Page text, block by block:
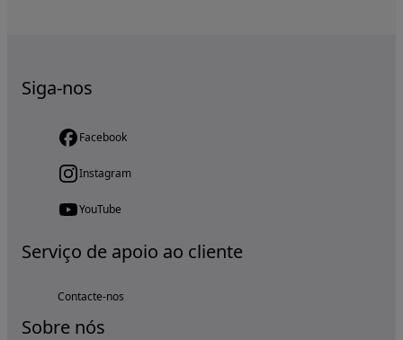
Siga-nos
Facebook
Instagram
YouTube
Serviço de apoio ao cliente
Contacte-nos
Sobre nós